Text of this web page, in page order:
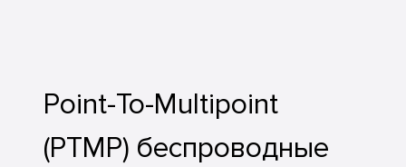
Point-To-Multipoint
(PTMP) беспроводные